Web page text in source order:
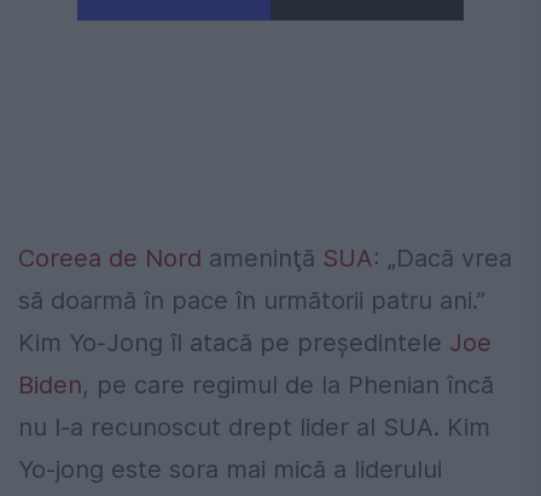
Coreea de Nord ameninţă SUA: „Dacă vrea
să doarmă în pace în următorii patru ani.”
Kim Yo-Jong îl atacă pe preşedintele Joe
Biden, pe care regimul de la Phenian încă
nu l-a recunoscut drept lider al SUA. Kim
Yo-jong este sora mai mică a liderului